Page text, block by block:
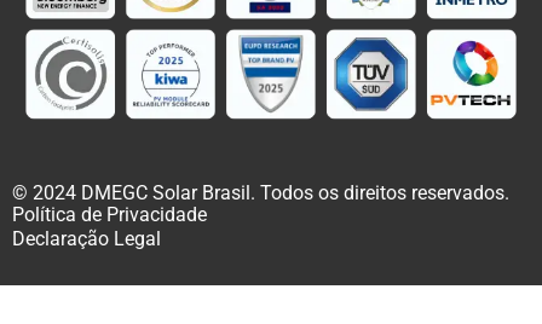
© 2024 DMEGC Solar Brasil. Todos os direitos reservados.
Política de Privacidade
Declaração Legal